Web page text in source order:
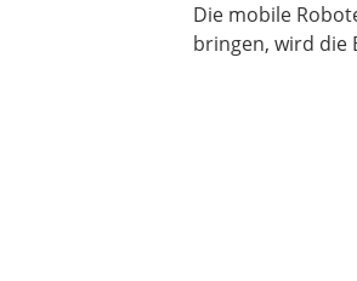
Die mobile
bringen, wird die